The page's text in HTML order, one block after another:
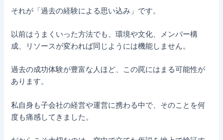
それが「過去の経験による思い込み」です。
以前はうまくいった方法でも、環境や文化、メンバー構
成、リソースが変われば同じようには機能しません。
過去の成功体験が豊富な人ほど、この罠にはまる可能性が
あります。
私自身も子会社の経営や運営に携わる中で、そのことを何
度も痛感してきました。